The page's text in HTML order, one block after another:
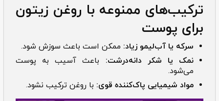
ترکیب‌های ممنوعه با روغن زیتون
برای پوست
سرکه یا آب‌لیمو زیاد: ممکن است باعث سوزش شود.
نمک یا شکر دانه‌درشت: باعث آسیب به پوست
می‌شود.
مواد شیمیایی پاک‌کننده قوی: با روغن ترکیب نشود.